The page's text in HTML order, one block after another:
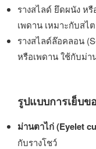
รางสไลด์ ยึดผนัง ห
เพดาน เหมาะกับสไ
รางสไลด์ล๊อคลอน
หรือเพดาน ใช้กับม่า
รูปแบบการเย็บข
ม่านตาไก่ (Eyelet
กับรางโชว์